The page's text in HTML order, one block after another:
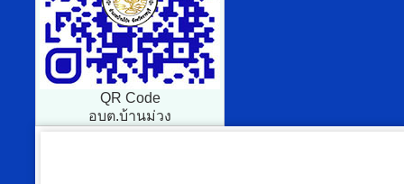
QR Code
อบต.บ้านม่วง